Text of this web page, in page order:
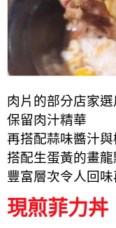
肉片的部分店家
保留肉汁精華
再搭配蒜味醬汁
搭配生蛋黃的畫龍
豐富層次令人回味
現煎菲力丼